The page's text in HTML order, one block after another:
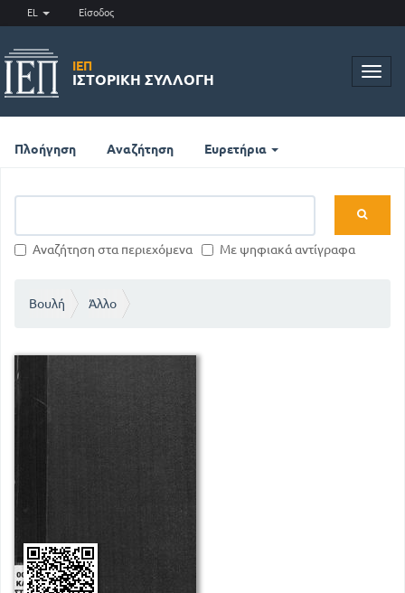
EL Είσοδος
ΙΕΠ
ΙΣΤΟΡΙΚΉ ΣΥΛΛΟΓΉ
Πλοήγηση Αναζήτηση Ευρετήρια
Αναζήτηση στα περιεχόμενα Με ψηφιακά αντίγραφα
Βουλή Άλλο